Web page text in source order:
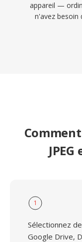
appareil —
n'avez besoin
1
Sélectionnez
Google Drive,